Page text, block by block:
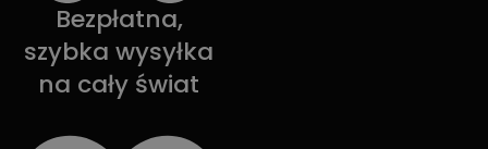
Bezpłatna,
szybka wysyłka
na cały świat